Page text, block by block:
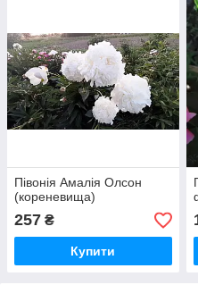
Півонія Амалія Олсон
(кореневища)
257 ₴
Купити